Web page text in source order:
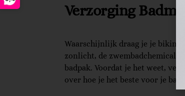
Verzorging
Waarschijnlijk draag je je bikini
zonlicht, de
badpak. Voordat je het weet,
over hoe je het beste voor je